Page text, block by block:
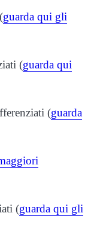
guarda qui gli
(guarda qui
(guarda
(guarda qui gli